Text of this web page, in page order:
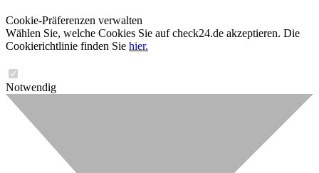
Cookie-Präferenzen verwalten
Wählen Sie, welche Cookies Sie auf check24.de akzeptieren. Die
Cookierichtlinie finden Sie hier.
Notwendig